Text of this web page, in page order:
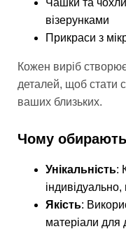
Чашки та
візерунками
Прикраси з
Кожен виріб
деталей, щоб стати
ваших близьких.
Чому
Унікальність:
Якість:
матеріали для